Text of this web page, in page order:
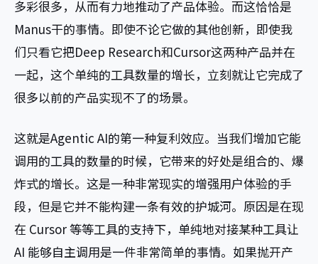
多彩很多，从而有力地推动了产品体验。而这恰恰是
Manus干的事情。即使不论它做的其他创新，即使我
们只看它把Deep Research和Cursor这两种产品并在
一起，这个单纯的工具数量的增长，立刻就让它完成了
很多以前的产品实现不了的场景。
这就是Agentic AI的第一种复利效应。当我们增加它能
调用的工具的数量的时候，它带来的好处是组合的、爆
炸式的增长。这是一种非常现实的增强用户体验的手
段，但是它并不能构建一条有效的护城河。原因是在现
在 Cursor 等等工具的支持下，单纯地对接某种工具让
AI 能够自主调用是一件非常简单的事情。如果抛开产